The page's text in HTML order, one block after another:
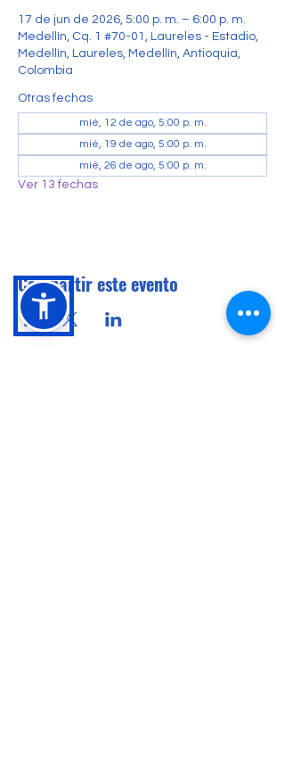
17 de jun de 2026, 5:00 p. m. – 6:00 p. m.
Medellín, Cq. 1 #70-01, Laureles - Estadio,
Medellín, Laureles, Medellín, Antioquia,
Colombia
Otras fechas
mié, 12 de ago, 5:00 p. m.
mié, 19 de ago, 5:00 p. m.
mié, 26 de ago, 5:00 p. m.
Ver 13 fechas
Compartir este evento